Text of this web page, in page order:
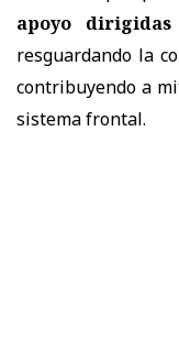
apoyo
resguardando la
contribuyendo a
sistema frontal.